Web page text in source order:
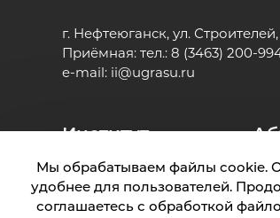
Мы обрабатываем файлы cookie.
удобнее для пользователей.
соглашаетесь с обработкой
г. Нефтеюганск, ул.
Приёмная: тел.: 8 (3463) 200-
e-mail: ii@ugrasu.ru
Институт
Обращения граждан